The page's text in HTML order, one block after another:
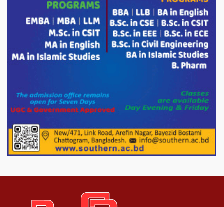
ভারপ্রাপ্ত রাষ্ট্রপতি হাফিজ উদ্দিন আহমদের
সাথে এইচটি বাংলা অনলাইন পোর্টাল ও আইপি
টিভির সম্পাদক মোঃ ইসমাইল হোসেনের
সৌজন্য সাক্ষাৎ।
পাটগ্রামে জুলাই অভ্যুত্থান দিবস উপলক্ষে
পোরশায় গণঅভ্যুত্থান দিবসে শহিদ ও জুলাই
১১ দলীয় ঐক্য পোরশা উপজেলা শাখার